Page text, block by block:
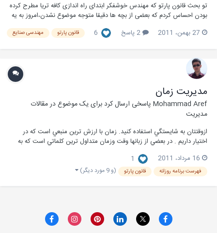
تو بحث قانون پارتو که مهندس خوشفکر ابتدای راه اندازی کافه تریا مطرح کرده
بودن احساس کردم که بعضی از بچه ها دقیقا متوجه موضوع نشدن،امروز به یه
رو بیان میکنه..... (البته توضیح اینکه ،وقتی داشتم این مطلب رو اینجا
27 بهمن، 2011 2 پاسخ 6 قانون پارتو مهندسی صنایع
مديريت زمان
Mohammad Arefپاسخی ارسال کرد برای یک موضوع درمقالات
مدیریت
ازوقتتان به شايستگي استفاده كنيد. زمان با ارزش ترين منبعي است كه در
اختيار داريم . در بعضي از زبانها وقت وزمان متداول ترين كلماتي است كه به
مدت زماني كه در دنيا به ما اختصاص داده شده است توصيف كنيم. مهم ترين
وظيفه در زندگي آن...
16 مرداد، 2011 1
فهرست برنامه روزانه قانون پارتو (و 9 مورد دیگر)